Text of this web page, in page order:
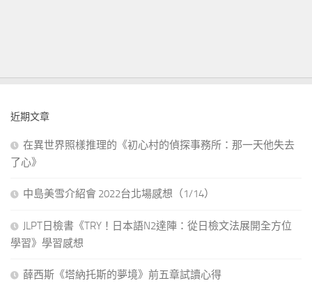
近期文章
在異世界照樣推理的《初心村的偵探事務所：那一天他失去
了心》
中島美雪介紹會 2022台北場感想（1/14）
JLPT日檢書《TRY！日本語N2達陣：從日檢文法展開全方位
學習》學習感想
薛西斯《塔納托斯的夢境》前五章試讀心得